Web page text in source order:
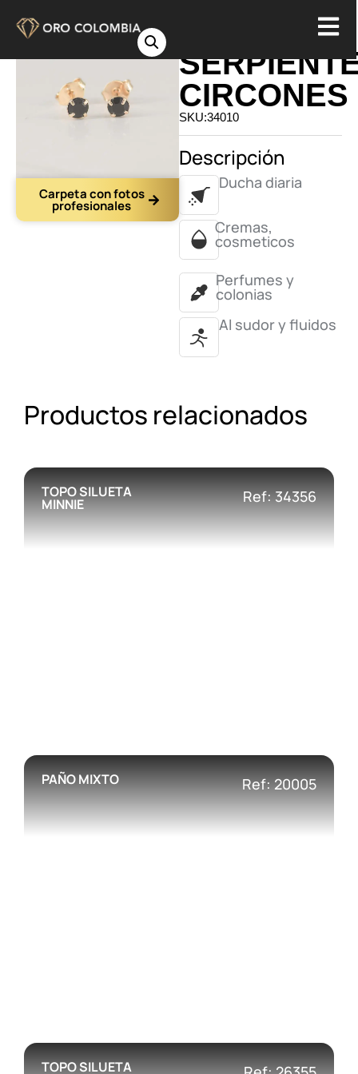
Carpeta con fotos
profesionales
CIRCONES
SKU:34010
Descripción
Ducha diaria
Cremas,
cosmeticos
Perfumes y
colonias
Al sudor y fluidos
Productos relacionados
TOPO SILUETA
MINNIE Ref: 34356
PAÑO MIXTO Ref: 20005
TOPO SILUETA